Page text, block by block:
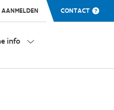
AANMELDEN CONTACT
info